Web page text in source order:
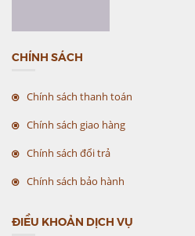
CHÍNH SÁCH
Chính sách thanh toán
Chính sách giao hàng
Chính sách đổi trả
Chính sách bảo hành
ĐIỀU KHOẢN DỊCH VỤ